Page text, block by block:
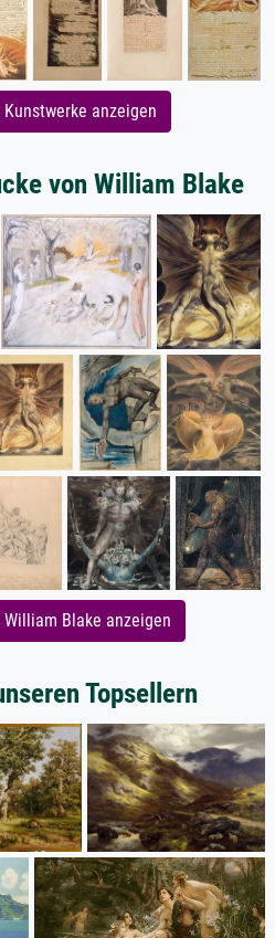
anzeigen
von William Blake
William Blake anzeigen
Topsellern